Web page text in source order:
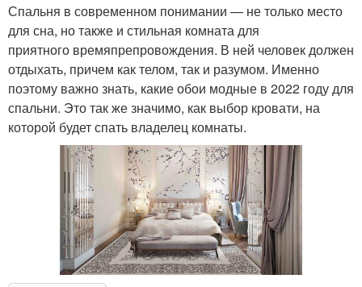
Спальня в современном понимании — не только место
для сна, но также и стильная комната для
приятного времяпрепровождения. В ней человек должен
отдыхать, причем как телом, так и разумом. Именно
поэтому важно знать, какие обои модные в 2022 году для
спальни. Это так же значимо, как выбор кровати, на
которой будет спать владелец комнаты.